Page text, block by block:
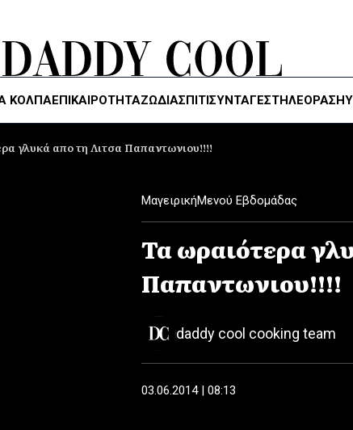
ΚΌΛΠΑΕΠΙΚΑΙΡΟΤΗΤΑΖΏΔΙΑΣΠΙΤΙΣΥΝΤΑΓΕΣΤΗΛΕΌΡΑΣΗ
γλυκά απο τη Λιτσα Παπαντωνιου!!!!
ΜαγειρικήΜενού Εβδομάδας
Τα ωραιότερα
Παπαντωνιου!!!!
daddy cool cooking team
03.06.2014 | 08:13